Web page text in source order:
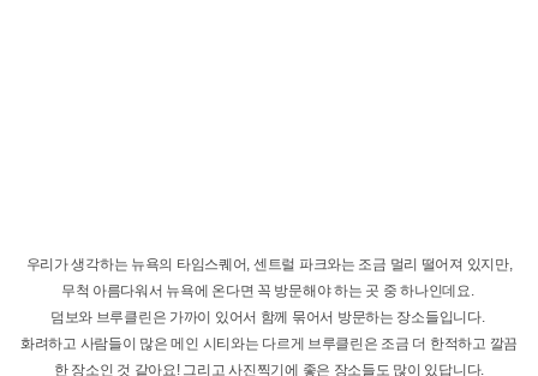
현금, 카드, 애플페이까지 모두 결제가 가능하나깐 구매하실 때, 결제 방법은 걱정
은 안 하셔도 돼요.
여러 가지 빈티지 카메라들이 있으니 잘 고르셔서 좋은 사진들 남기시기를 :)
아, 메모리카드와 배터리를 주는데 충전기는 포함이 되어있지 않아서 아마존에서
따로 구매하시면 됩니다 !